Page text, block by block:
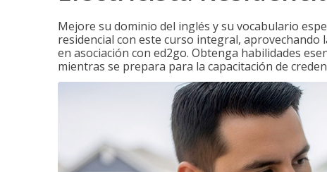
Mejore su dominio del inglés y su vocabulario
residencial con este curso integral, aprovechando
en asociación con ed2go. Obtenga habilidades
mientras se prepara para la capacitación de